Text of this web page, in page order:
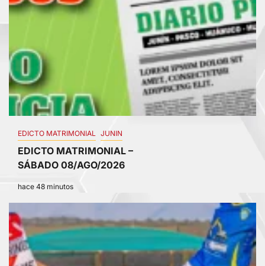
EDICTO MATRIMONIAL JUNIN
EDICTO MATRIMONIAL –
SÁBADO 08/AGO/2026
hace 48 minutos
4